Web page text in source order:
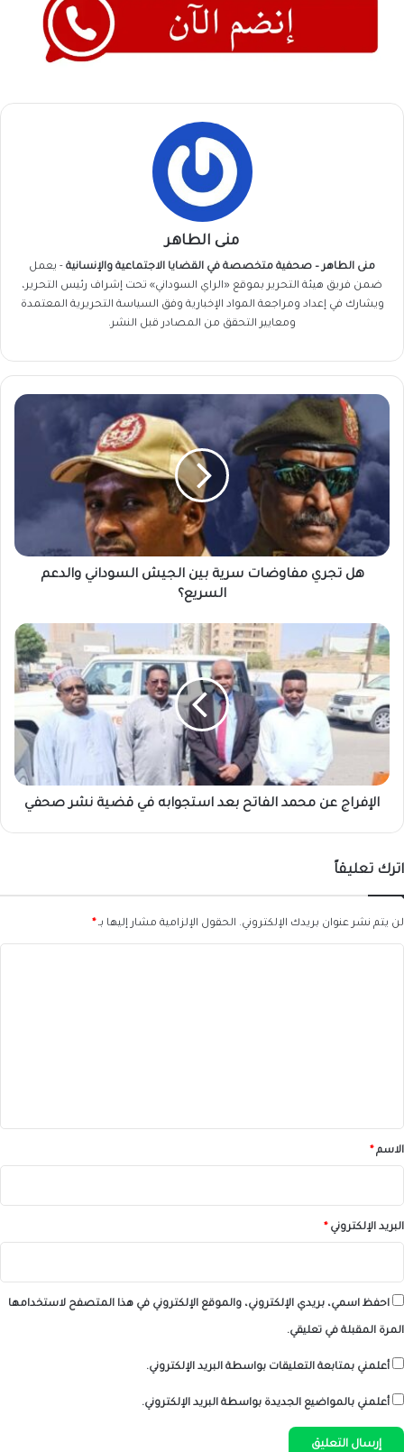
منى الطاهر
منى الطاهر – صحفية متخصصة في القضايا الاجتماعية والإنسانية - يعمل
ضمن فريق هيئة التحرير بموقع «الراي السوداني» تحت إشراف رئيس التحرير،
ويشارك في إعداد ومراجعة المواد الإخبارية وفق السياسة التحريرية المعتمدة
ومعايير التحقق من المصادر قبل النشر.
هل
مفاوضات
سرية
السوداني
والدعم
السريع؟
هل تجري مفاوضات سرية بين الجيش السوداني والدعم
السريع؟
الإفراج
عن
محمد
الفاتح
بعد
استجوابه
نشر
صحفي
الإفراج عن محمد الفاتح بعد استجوابه في قضية نشر صحفي
اترك تعليقاً
لن يتم نشر عنوان بريدك الإلكتروني. الحقول الإلزامية مشار إليها بـ *
*الاسم *
البريد الإلكتروني *
احفظ اسمي، بريدي الإلكتروني، والموقع الإلكتروني في هذا المتصفح لاستخدامها
المرة المقبلة في تعليقي.
أعلمني بمتابعة التعليقات بواسطة البريد الإلكتروني.
أعلمني بالمواضيع الجديدة بواسطة البريد الإلكتروني.